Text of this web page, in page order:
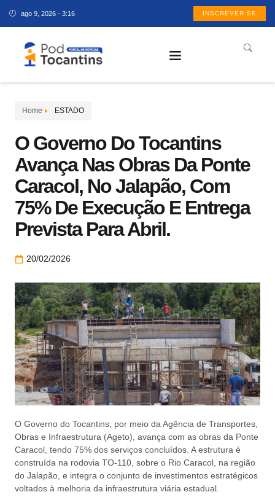
ago 9, 2026 - 3:16 INSCREVER-SE
Home ESTADO
O Governo Do Tocantins
Avança Nas Obras Da Ponte
Caracol, No Jalapão, Com
75% De Execução E Entrega
Prevista Para Abril.
20/02/2026
O Governo do Tocantins, por meio da Agência de Transportes,
Obras e Infraestrutura (Ageto), avança com as obras da Ponte
Caracol, tendo 75% dos serviços concluídos. A estrutura é
construída na rodovia TO-110, sobre o Rio Caracol, na região
do Jalapão, e integra o conjunto de investimentos estratégicos
voltados à melhoria da infraestrutura viária estadual.